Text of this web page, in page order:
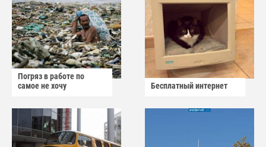
Погряз в работе по
самое не хочу
Бесплатный интернет